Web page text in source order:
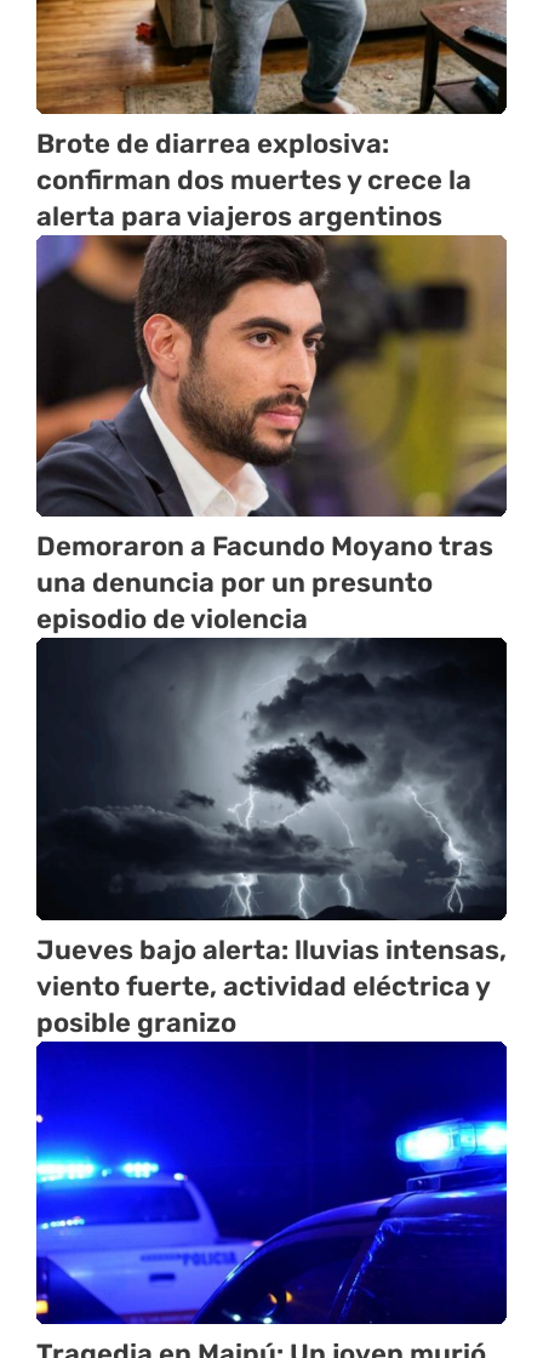
Brote de diarrea explosiva:
confirman dos muertes y crece la
alerta para viajeros argentinos
Demoraron a Facundo Moyano tras
una denuncia por un presunto
episodio de violencia
Jueves bajo alerta: lluvias intensas,
viento fuerte, actividad eléctrica y
posible granizo